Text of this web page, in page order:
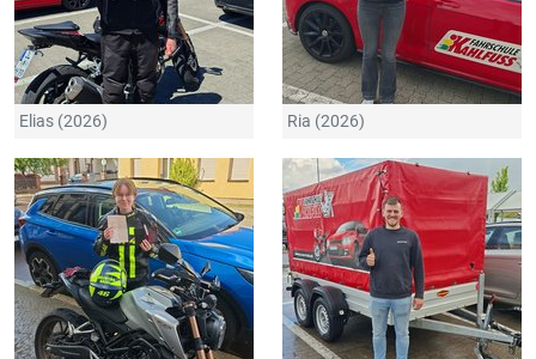
Elias (2026) Ria (2026)